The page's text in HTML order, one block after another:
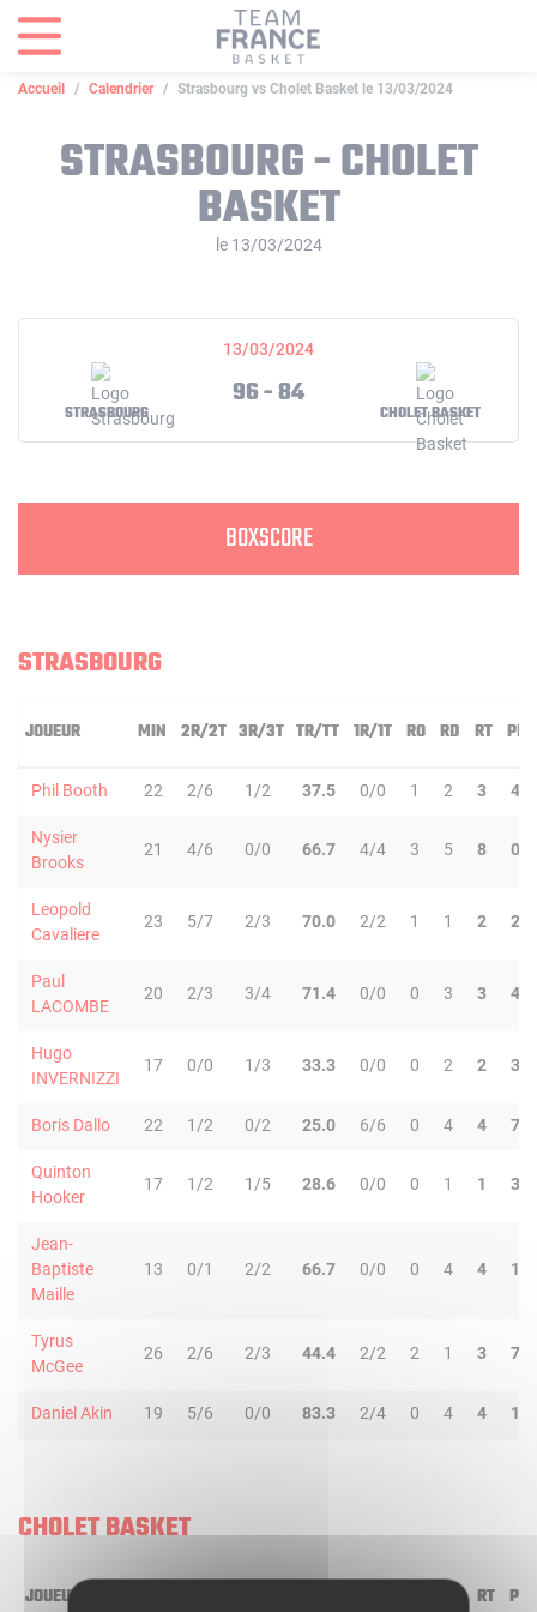
Accueil Calendrier Strasbourg vs Cholet Basket le 13/03/2024
STRASBOURG - CHOLET
BASKET
le 13/03/2024
13/03/2024
STRASBOURG
96 - 84
CHOLET BASKET
BOXSCORE
STRASBOURG
JOUEUR MIN 2R/2T 3R/3T TR/TT 1R/1T RO RD RT PD
Phil Booth 22 2/6 1/2 37.5 0/0 1 2 3 4
Nysier
Brooks
21 4/6 0/0 66.7 4/4 3 5 8 0
Leopold
Cavaliere
23 5/7 2/3 70.0 2/2 1 1 2 2
Paul
LACOMBE
20 2/3 3/4 71.4 0/0 0 3 3 4
Hugo
INVERNIZZI
17 0/0 1/3 33.3 0/0 0 2 2 3
Boris Dallo 22 1/2 0/2 25.0 6/6 0 4 4 7
Quinton
Hooker
17 1/2 1/5 28.6 0/0 0 1 1 3
Jean-
Baptiste
Maille
13 0/1 2/2 66.7 0/0 0 4 4 1
Tyrus
McGee
26 2/6 2/3 44.4 2/2 2 1 3 7
Daniel Akin 19 5/6 0/0 83.3 2/4 0 4 4 1
CHOLET BASKET
JOUEUR RT PD
Panneau de gestion des cookies